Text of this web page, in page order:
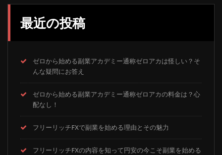
最近の投稿
ゼロから始める副業アカデミー通称ゼロアカは怪しい？そ
んな疑問にお答え
ゼロから始める副業アカデミー通称ゼロアカの料金は？心
配なし！
フリーリッチFXで副業を始める理由とその魅力
フリーリッチFXの内容を知って円安の今こそ副業を始める